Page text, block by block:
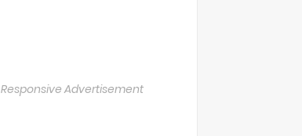
Responsive Advertisement